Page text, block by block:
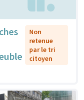
Non
retenue
par le tri
citoyen